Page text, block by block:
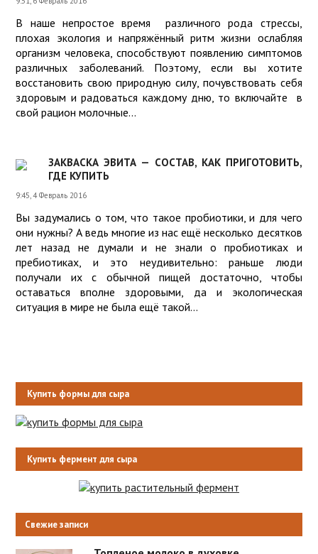
В наше непростое время различного рода стрессы,
плохая экология и напряжённый ритм жизни ослабляя
организм человека, способствуют появлению симптомов
различных заболеваний. Поэтому, если вы хотите
восстановить свою природную силу, почувствовать себя
здоровым и радоваться каждому дню, то включайте в
свой рацион молочные...
ЗАКВАСКА ЭВИТА — СОСТАВ, КАК ПРИГОТОВИТЬ,
ГДЕ КУПИТЬ
9:45, 4 Февраль 2016
Вы задумались о том, что такое пробиотики, и для чего
они нужны? А ведь многие из нас ещё несколько десятков
лет назад не думали и не знали о пробиотиках и
пребиотиках, и это неудивительно: раньше люди
получали их с обычной пищей достаточно, чтобы
оставаться вполне здоровыми, да и экологическая
ситуация в мире не была ещё такой...
Купить формы для сыра
Купить фермент для сыра
Свежие записи